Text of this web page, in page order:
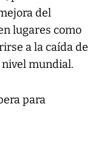
del
lugares como
a la caída de
mundial.
para